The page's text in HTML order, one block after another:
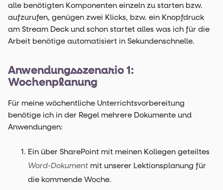
alle benötigten Komponenten einzeln zu starten bzw.
aufzurufen, genügen zwei Klicks, bzw. ein Knopfdruck
am Stream Deck und schon startet alles was ich für die
Arbeit benötige automatisiert in Sekundenschnelle.
Anwendungsszenario 1:
Wochenplanung
Für meine wöchentliche Unterrichtsvorbereitung
benötige ich in der Regel mehrere Dokumente und
Anwendungen:
Ein über SharePoint mit meinen Kollegen geteiltes
Word-Dokument mit unserer Lektionsplanung für
die kommende Woche.